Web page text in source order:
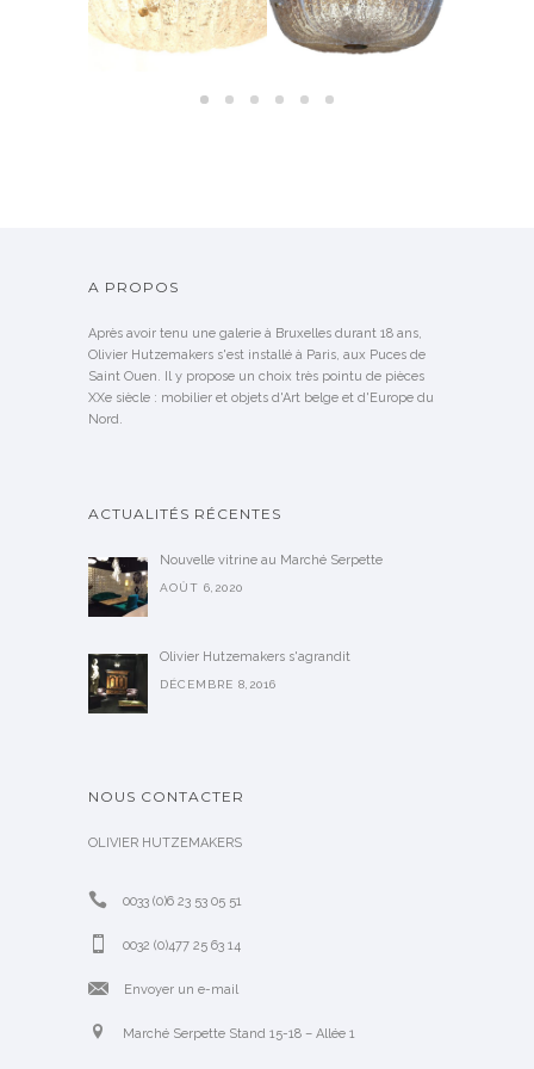
A PROPOS
Après avoir tenu une galerie à Bruxelles durant 18 ans,
Olivier Hutzemakers s'est installé à Paris, aux Puces de
Saint Ouen. Il y propose un choix très pointu de pièces
XXe siècle : mobilier et objets d'Art belge et d'Europe du
Nord.
ACTUALITÉS RÉCENTES
Nouvelle vitrine au Marché Serpette
AOÛT 6,2020
Olivier Hutzemakers s'agrandit
DÉCEMBRE 8,2016
NOUS CONTACTER
OLIVIER HUTZEMAKERS
0033 (0)6 23 53 05 51
0032 (0)477 25 63 14
Envoyer un e-mail
Marché Serpette Stand 15-18 – Allée 1